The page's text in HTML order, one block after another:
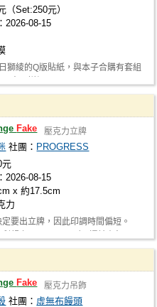
（Set:250元）
2026-08-15
獅綾的Q版貼紙，與本子合購有套組
Fake 壓克力立牌
社團： PROGRESS
元
2026-08-15
x 約17.5cm
力
要出立牌，因此印調時間偏短。
Fake 壓克力吊飾
社團： 虛無布饅頭